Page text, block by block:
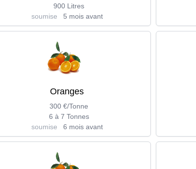
900 Litres
soumise
5 mois avant
Oranges
300 €/Tonne
6 à 7 Tonnes
soumise
6 mois avant